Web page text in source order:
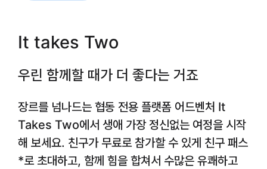
It takes Two
우린 함께할 때가 더 좋다는 거죠
장르를 넘나드는 협동 전용 플랫폼 어드벤처 It
Takes Two에서 생애 가장 정신없는 여정을 시작
해 보세요. 친구가 무료로 참가할 수 있게 친구 패스
*로 초대하고, 함께 힘을 합쳐서 수많은 유쾌하고